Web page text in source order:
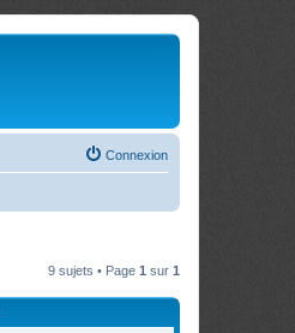
Connexion
9 sujets • Page 1 sur 1